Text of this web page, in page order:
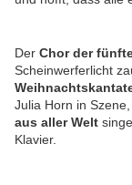
Der Chor der
Scheinwerferlicht
Julia Horn in
aus aller Welt
Klavier.